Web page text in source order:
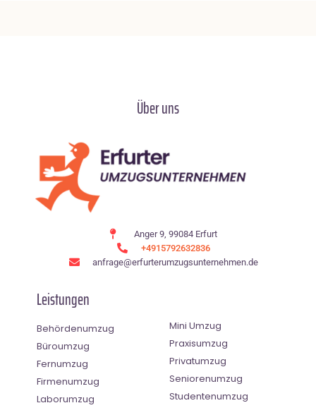
Über uns
Anger 9, 99084 Erfurt
+4915792632836
anfrage@erfurterumzugsunternehmen.de
Leistungen
Behördenumzug
Büroumzug
Fernumzug
Firmenumzug
Laborumzug
Mini Umzug
Praxisumzug
Privatumzug
Seniorenumzug
Studentenumzug